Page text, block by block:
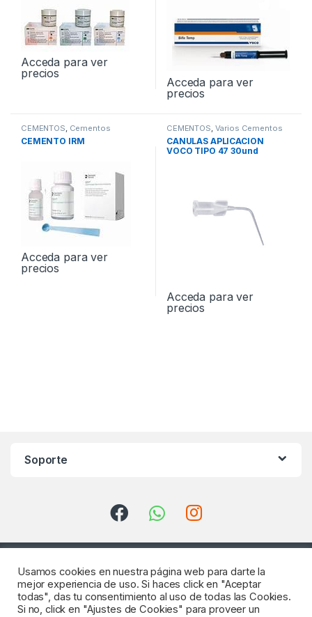
Acceda para ver
precios
Acceda para ver
precios
CEMENTOS, Cementos
Provisionales
CEMENTO IRM
Acceda para ver
precios
CEMENTOS, Varios Cementos
CANULAS APLICACION
VOCO TIPO 47 30und
Acceda para ver
precios
Soporte
Usamos cookies en nuestra página web para darte la
mejor experiencia de uso. Si haces click en "Aceptar
todas", das tu consentimiento al uso de todas las Cookies.
Si no, click en "Ajustes de Cookies" para proveer un